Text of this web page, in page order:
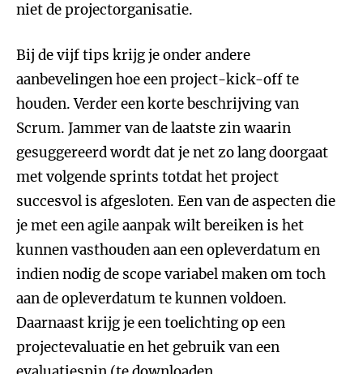
niet de projectorganisatie.
Bij de vijf tips krijg je onder andere
aanbevelingen hoe een project-kick-off te
houden. Verder een korte beschrijving van
Scrum. Jammer van de laatste zin waarin
gesuggereerd wordt dat je net zo lang doorgaat
met volgende sprints totdat het project
succesvol is afgesloten. Een van de aspecten die
je met een agile aanpak wilt bereiken is het
kunnen vasthouden aan een opleverdatum en
indien nodig de scope variabel maken om toch
aan de opleverdatum te kunnen voldoen.
Daarnaast krijg je een toelichting op een
projectevaluatie en het gebruik van een